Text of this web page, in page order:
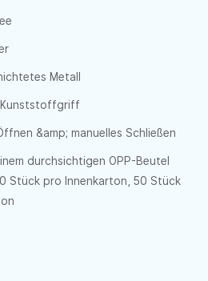
Metall
&amp; manuelles Schließen
durchsichtigen OPP-Beutel
Stück pro Innenkarton, 50 Stück